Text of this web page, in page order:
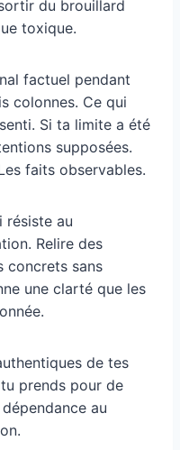
du brouillard
toxique.
factuel pendant
colonnes. Ce qui
Si ta limite a été
supposées.
faits observables.
résiste au
Relire des
concrets sans
une clarté que les
de tes
prends pour de
au